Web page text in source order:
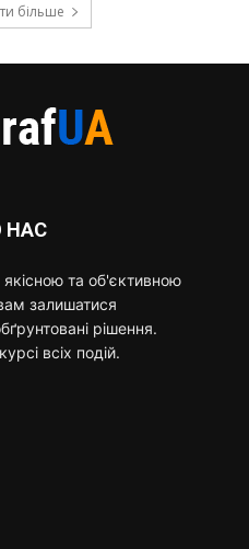
більше
НАС
та об'єктивною
залишатися
рішення.
всіх подій.